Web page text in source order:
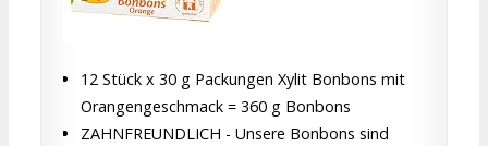
12 Stück x 30 g Packungen Xylit Bonbons mit
Orangengeschmack = 360 g Bonbons
ZAHNFREUNDLICH - Unsere Bonbons sind